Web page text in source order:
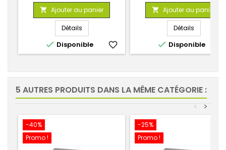
de
base
 Ajouter au panier
Détails
 Disponible favorite_border
de
base
 Ajouter au panier
Détails
 Disponible
5 AUTRES PRODUITS DANS LA MÊME CATÉGORIE :
>
<
-40%
Promo !
-25%
Promo !